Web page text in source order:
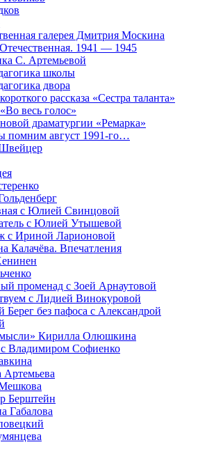
галерея Дмитрия Москина
1941 — 1945
С. Артемьевой
школы
двора
рассказа «Сестра таланта»
весь голос»
драматургии «Ремарка»
помним август 1991-го…
с Юлией Свинцовой
с Юлией Утышевой
с Ириной Ларионовой
Калачёва. Впечатления
променад с Зоей Арнаутовой
с Лидией Винокуровой
Берег без пафоса с Александрой
мысли» Кирилла Олюшкина
с Владимиром Софиенко
Артемьева
Берштейн
Габалова